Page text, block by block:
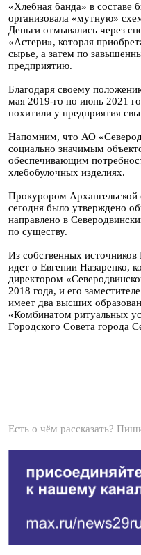
«Хлебная банда» в составе
организовала «мутную»
Деньги отмывались через
«Астери», которая
сырье, а затем по
предприятию.
Благодаря своему
мая 2019-го по июнь 2021
похитили у предприятия
Напомним, что АО
социально значимым
обеспечивающим
хлебобулочных изделиях.
Прокурором
сегодня было утверждено
направлено в
по существу.
Из собственных источников
идет о Евгении Назаренко,
директором
2018 года, и его
имеет два высших
«Комбинатом ритуальных
Городского Совета города
Есть о чём рассказать?